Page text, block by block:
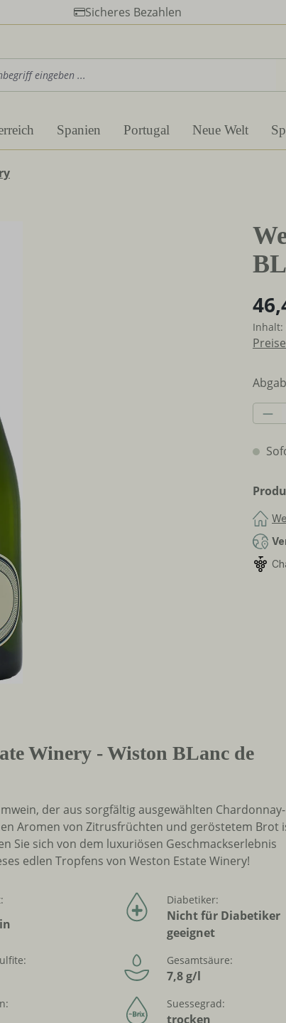
Sicheres Bezahlen
Spanien Portugal Neue Welt
Inhalt:
Winery - Wiston BLanc de
der aus sorgfältig ausgewählten Chardonnay-
Aromen von Zitrusfrüchten und geröstetem Brot
Sie sich von dem luxuriösen Geschmackserlebnis
edlen Tropfens von Weston Estate Winery!
Diabetiker:
Nicht für Diabetiker
geeignet
Gesamtsäure:
7,8 g/l
Suessegrad:
trocken